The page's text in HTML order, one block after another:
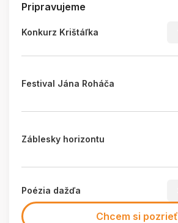
Pripravujeme
Konkurz Krištáľka
Festival Jána Roháča
Záblesky horizontu
Poézia dažďa
Chcem si pozrieť